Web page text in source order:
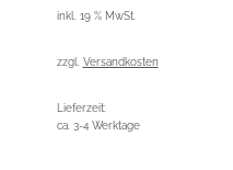
inkl. 19 % MwSt.
zzgl. Versandkosten
Lieferzeit:
ca. 3-4 Werktage